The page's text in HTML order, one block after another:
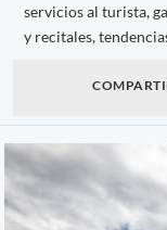
servicios al turista,
y recitales,